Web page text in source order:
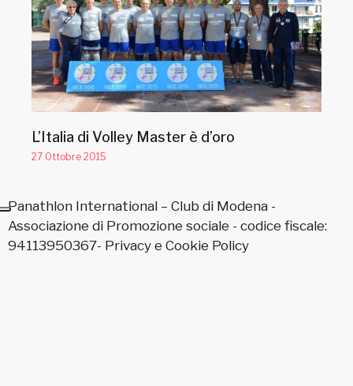
L’Italia di Volley Master è d’oro
27 Ottobre 2015
Panathlon International – Club di Modena -
Associazione di Promozione sociale - codice fiscale:
94113950367- Privacy e Cookie Policy